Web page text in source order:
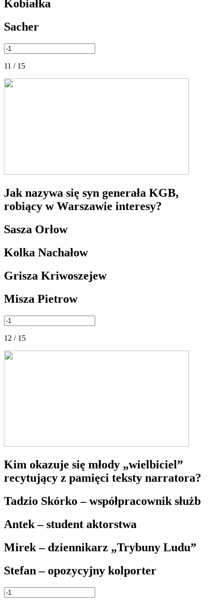
Kobiałka
Sacher
11 / 15
Jak nazywa się syn generała KGB,
robiący w Warszawie interesy?
Sasza Orłow
Kolka Nachałow
Grisza Kriwoszejew
Misza Pietrow
12 / 15
Kim okazuje się młody „wielbiciel”
recytujący z pamięci teksty narratora?
Tadzio Skórko – współpracownik służb
Antek – student aktorstwa
Mirek – dziennikarz „Trybuny Ludu”
Stefan – opozycyjny kolporter